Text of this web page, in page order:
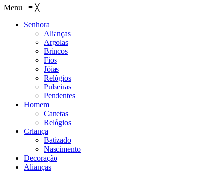
Menu ≡ ╳
Senhora
Alianças
Argolas
Brincos
Fios
Jóias
Relógios
Pulseiras
Pendentes
Homem
Canetas
Relógios
Criança
Batizado
Nascimento
Decoração
Alianças